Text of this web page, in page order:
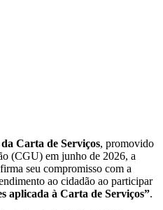
Carta de Serviços, promovido
(CGU) em junho de 2026, a
seu compromisso com a
ao cidadão ao participar
aplicada à Carta de Serviços”.